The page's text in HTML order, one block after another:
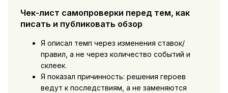
Чек-лист самопроверки перед тем, как
писать и публиковать обзор
Я описал темп через изменения ставок/
правил, а не через количество событий и
склеек.
Я показал причинность: решения героев
ведут к последствиям, а не заменяются